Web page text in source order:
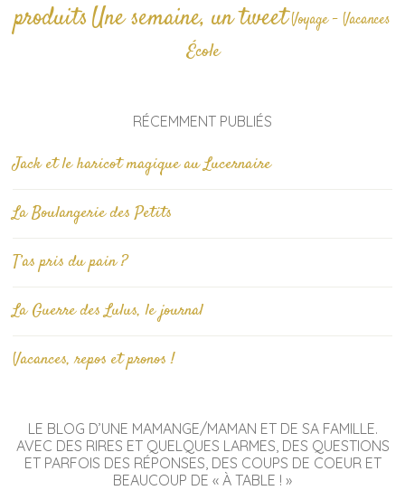
produitsUne semaine, un tweetVoyage - Vacances
École
RÉCEMMENT PUBLIÉS
Jack et le haricot magique au Lucernaire
La Boulangerie des Petits
T’as pris du pain ?
La Guerre des Lulus, le journal
Vacances, repos et pronos !
LE BLOG D’UNE MAMANGE/MAMAN ET DE SA FAMILLE.
AVEC DES RIRES ET QUELQUES LARMES, DES QUESTIONS
ET PARFOIS DES RÉPONSES, DES COUPS DE COEUR ET
BEAUCOUP DE « À TABLE ! »